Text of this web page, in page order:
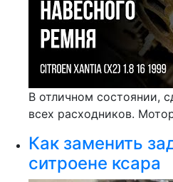
В отличном состоянии,
всех расходников.
Как заменить
ситроене ксара